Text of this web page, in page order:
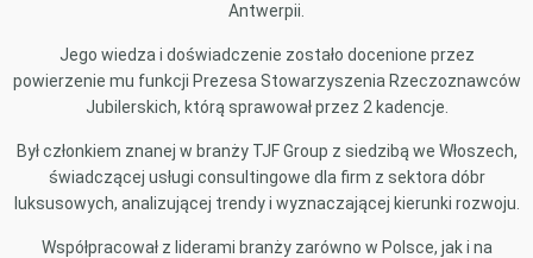
Antwerpii.
Jego wiedza i doświadczenie zostało docenione przez
powierzenie mu funkcji Prezesa Stowarzyszenia Rzeczoznawców
Jubilerskich, którą sprawował przez 2 kadencje.
Był członkiem znanej w branży TJF Group z siedzibą we Włoszech,
świadczącej usługi consultingowe dla firm z sektora dóbr
luksusowych, analizującej trendy i wyznaczającej kierunki rozwoju.
Współpracował z liderami branży zarówno w Polsce, jak i na